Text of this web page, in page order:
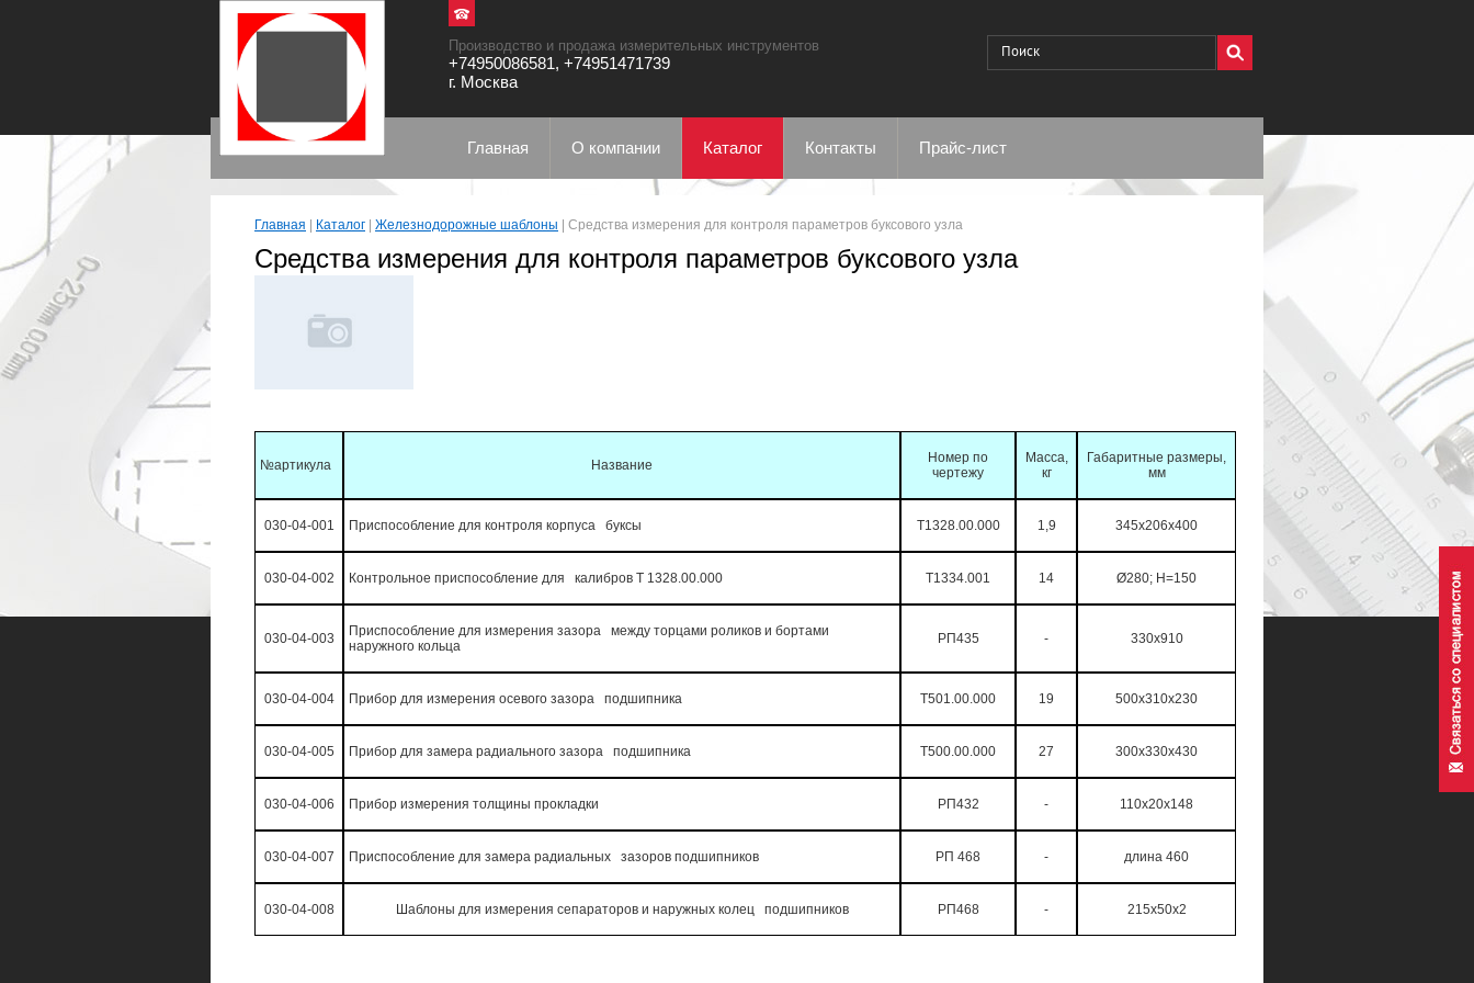
Производство и продажа измерительных инструментов
+74950086581, +74951471739
г. Москва
Главная О компании Каталог Контакты Прайс-лист
Главная Каталог Железнодорожные шаблоны Средства измерения для контроля параметров буксового узла
Средства измерения для контроля параметров буксового узла
№артикула Название
Номер по
чертежу
Масса,
кг
Габаритные размеры,
мм
030-04-001 Приспособление для контроля корпуса буксы T1328.00.000 1,9 345x206x400
030-04-002 Контрольное приспособление для калибров Т 1328.00.000 Т1334.001 14 Ø280; Н=150
030-04-003
Приспособление для измерения зазора между торцами роликов и бортами
наружного кольца
РП435 - 330x910
030-04-004 Прибор для измерения осевого зазора подшипника Т501.00.000 19 500x310x230
030-04-005 Прибор для замера радиального зазора подшипника Т500.00.000 27 300x330x430
030-04-006 Прибор измерения толщины прокладки РП432 - 110x20x148
030-04-007 Приспособление для замера радиальных зазоров подшипников РП 468 - длина 460
030-04-008 Шаблоны для измерения сепараторов и наружных колец подшипников РП468 - 215x50x2